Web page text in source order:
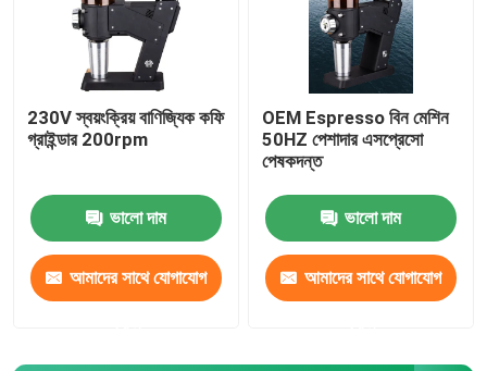
230V স্বয়ংক্রিয় বাণিজ্যিক কফি
গ্রাইন্ডার 200rpm
ভালো দাম
আমাদের সাথে যোগাযোগ
OEM Espresso বিন মেশিন
50HZ পেশাদার এসপ্রেসো
পেষকদন্ত
ভালো দাম
আমাদের সাথে যোগাযোগ